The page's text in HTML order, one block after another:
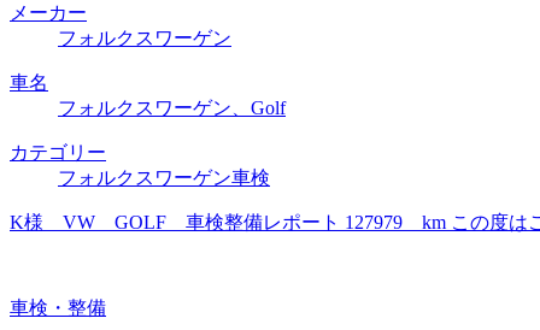
メーカー
フォルクスワーゲン
車名
フォルクスワーゲン、Golf
カテゴリー
フォルクスワーゲン車検
K様 VW GOLF 車検整備レポート 127979 km この度はご
車検・整備